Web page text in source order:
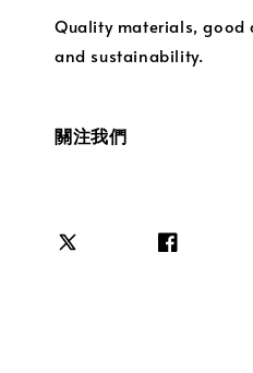
Quality materials, good
and sustainability.
關注我們